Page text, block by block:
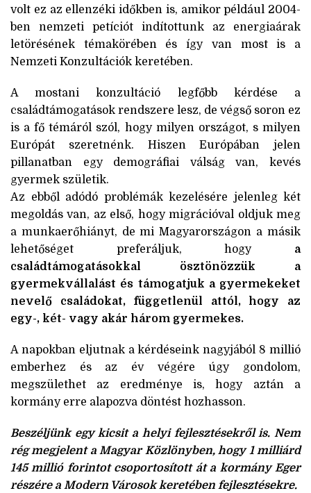
volt ez az ellenzéki időkben is, amikor például 2004-
ben nemzeti petíciót indítottunk az energiaárak
letörésének témakörében és így van most is a
Nemzeti Konzultációk keretében.
A mostani konzultáció legfőbb kérdése a
családtámogatások rendszere lesz, de végső soron ez
is a fő témáról szól, hogy milyen országot, s milyen
Európát szeretnénk. Hiszen Európában jelen
pillanatban egy demográfiai válság van, kevés
gyermek születik.
Az ebből adódó problémák kezelésére jelenleg két
megoldás van, az első, hogy migrációval oldjuk meg
a munkaerőhiányt, de mi Magyarországon a másik
lehetőséget preferáljuk, hogy a
családtámogatásokkal ösztönözzük a
gyermekvállalást és támogatjuk a gyermekeket
nevelő családokat, függetlenül attól, hogy az
egy-, két- vagy akár három gyermekes.
A napokban eljutnak a kérdéseink nagyjából 8 millió
emberhez és az év végére úgy gondolom,
megszülethet az eredménye is, hogy aztán a
kormány erre alapozva döntést hozhasson.
Beszéljünk egy kicsit a helyi fejlesztésekről is. Nem
rég megjelent a Magyar Közlönyben, hogy 1 milliárd
145 millió forintot csoportosított át a kormány Eger
részére a Modern Városok keretében fejlesztésekre.